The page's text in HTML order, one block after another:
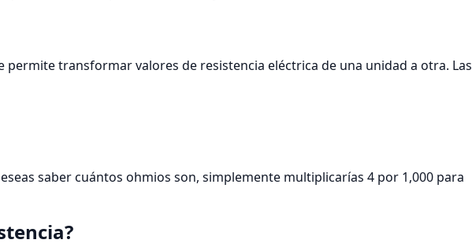
transformar valores de resistencia eléctrica de una unidad a otra. Las
saber cuántos ohmios son, simplemente multiplicarías 4 por 1,000 para